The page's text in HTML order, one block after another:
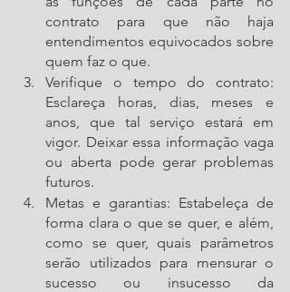
contrato para que não haja
entendimentos equivocados sobre
quem faz o que.
Verifique o tempo do contrato:
Esclareça horas, dias, meses e
anos, que tal serviço estará em
vigor. Deixar essa informação vaga
ou aberta pode gerar problemas
futuros.
Metas e garantias: Estabeleça de
forma clara o que se quer, e além,
como se quer, quais parâmetros
serão utilizados para mensurar o
sucesso ou insucesso da